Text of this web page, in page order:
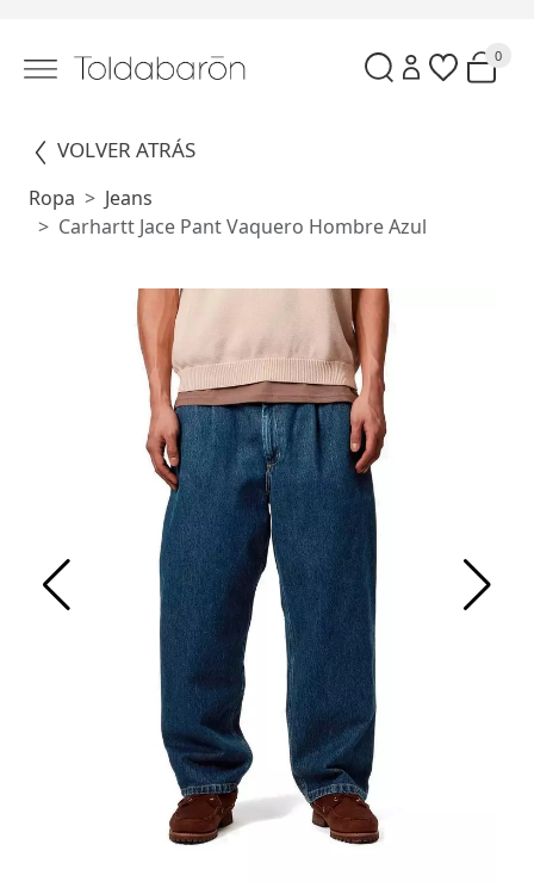
0
VOLVER ATRÁS
Ropa
Jeans
Carhartt Jace Pant Vaquero Hombre Azul